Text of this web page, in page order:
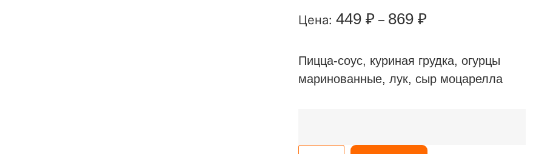
Цена: 449 ₽ – 869 ₽
Пицца-соус, куриная грудка, огурцы
маринованные, лук, сыр моцарелла